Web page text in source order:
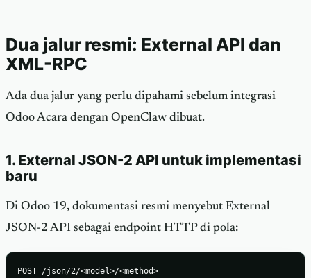
Dua jalur resmi: External API dan
XML-RPC
Ada dua jalur yang perlu dipahami sebelum integrasi
Odoo Acara dengan OpenClaw dibuat.
1. External JSON-2 API untuk implementasi
baru
Di Odoo 19, dokumentasi resmi menyebut External
JSON-2 API sebagai endpoint HTTP di pola:
POST /json/2/<model>/<method>